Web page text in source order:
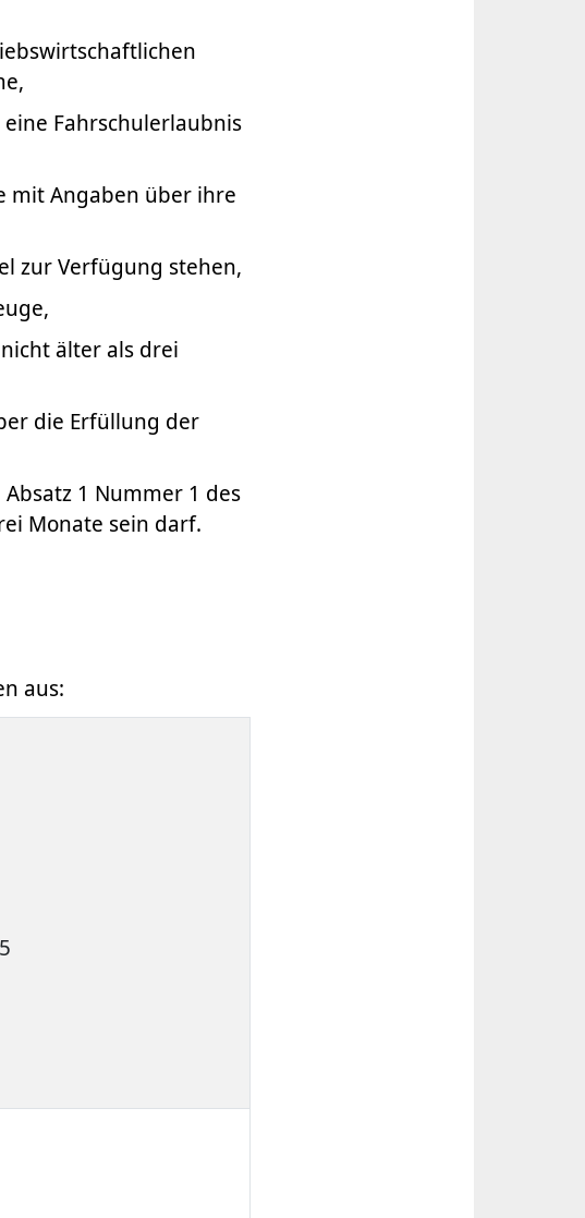
Fahrschulerlaubnis
mit Angaben über ihre
zur Verfügung stehen,
älter als drei
die Erfüllung der
1 Nummer 1 des
Monate sein darf.
aus: